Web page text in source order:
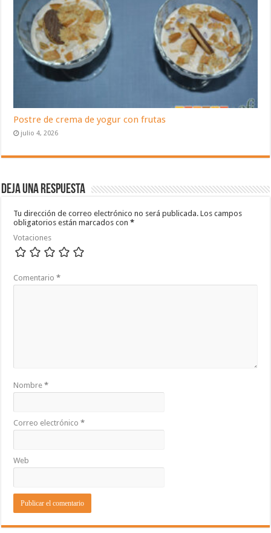
Postre de crema de yogur con frutas
julio 4, 2026
Deja una respuesta
Tu dirección de correo electrónico no será publicada. Los campos
obligatorios están marcados con*
Votaciones
Comentario*
Nombre*
Correo electrónico*
Web